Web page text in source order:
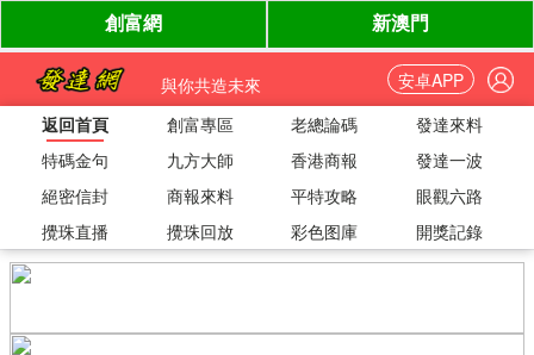
與你共造未來
安卓APP
返回首頁
創富專區 老總論碼
發達來料
特碼金句
九方大師 香港商報
發達一波
絕密信封
商報來料 平特攻略
眼觀六路
攪珠直播
攪珠回放 彩色图庫 開獎記錄